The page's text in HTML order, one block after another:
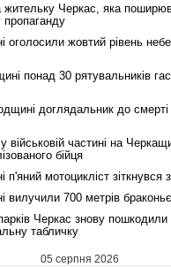
Черкас, яка
пропаганду
оголосили жовтий рівень
понад 30 рятувальників
доглядальник до
частині на
бійця
п'яний мотоцикліст зіткнувся
вилучили 700 метрів
Черкас знову пошкодили
табличку
05 серпня 2026